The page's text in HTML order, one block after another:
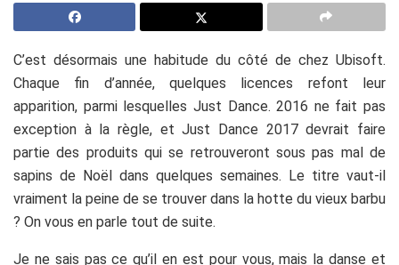
C’est désormais une habitude du côté de chez Ubisoft.
Chaque fin d’année, quelques licences refont leur
apparition, parmi lesquelles Just Dance. 2016 ne fait pas
exception à la règle, et Just Dance 2017 devrait faire
partie des produits qui se retrouveront sous pas mal de
sapins de Noël dans quelques semaines. Le titre vaut-il
vraiment la peine de se trouver dans la hotte du vieux barbu
? On vous en parle tout de suite.
Je ne sais pas ce qu’il en est pour vous, mais la danse et